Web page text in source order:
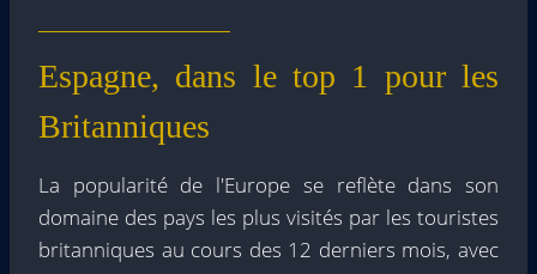
Espagne, dans le top 1 pour les
Britanniques
La popularité de l'Europe se reflète dans son
domaine des pays les plus visités par les touristes
britanniques au cours des 12 derniers mois, avec